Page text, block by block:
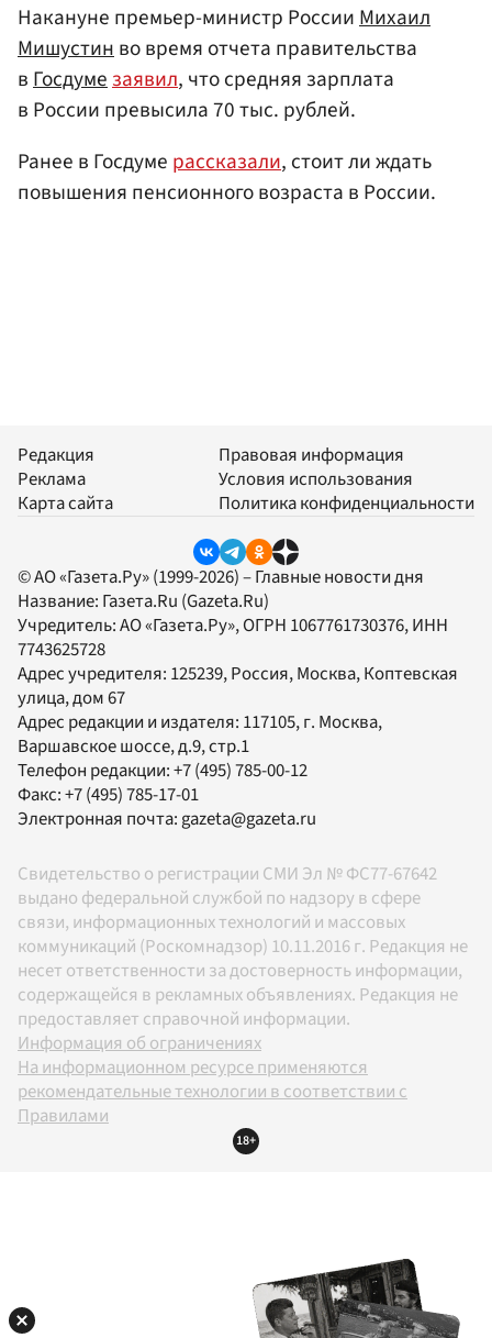
Накануне премьер-министр РоссииМихаил
Мишустинво время отчета правительства
вГосдумезаявил, что средняя зарплата
в России превысила 70 тыс. рублей.
Ранее в Госдуме рассказали, стоит ли ждать
повышения пенсионного возраста в России.
Редакция
Реклама
Карта сайта
Правовая информация
Условия использования
Политика конфиденциальности
© АО «Газета.Ру» (1999-2026) – Главные новости дня
Название: Газета.Ru (Gazeta.Ru)
Учредитель:АО «Газета.Ру», ОГРН 1067761730376, ИНН
7743625728
Адрес учредителя: 125239, Россия, Москва, Коптевская
улица, дом 67
Адрес редакции и издателя: 117105, г. Москва,
Варшавское шоссе, д.9, стр.1
Телефон редакции:+7 (495) 785-00-12
Факс:+7 (495) 785-17-01
Электронная почта: gazeta@gazeta.ru
Свидетельство о регистрации СМИ Эл № ФС77-67642
выдано федеральной службой по надзору в сфере
связи, информационных технологий и массовых
коммуникаций (Роскомнадзор) 10.11.2016 г. Редакция не
несет ответственности за достоверность информации,
содержащейся в рекламных объявлениях. Редакция не
предоставляет справочной информации.
Информация об ограничениях
На информационном ресурсе применяются
рекомендательные технологии в соответствии с
Правилами
18+